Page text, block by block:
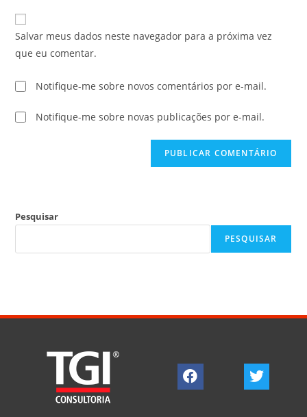
Salvar meus dados neste navegador para a próxima vez
que eu comentar.
Notifique-me sobre novos comentários por e-mail.
Notifique-me sobre novas publicações por e-mail.
Pesquisar
PESQUISAR